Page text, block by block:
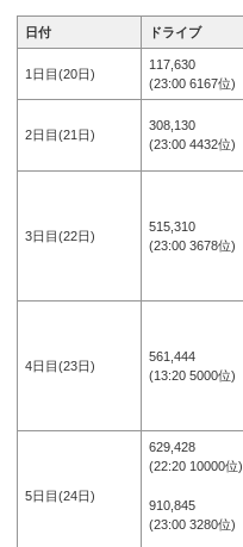
日付 ドライブ
1日目(20日)
117,630
(23:00 6167位)
2日目(21日)
308,130
(23:00 4432位)
3日目(22日)
515,310
(23:00 3678位)
4日目(23日)
561,444
(13:20 5000位)
5日目(24日)
629,428
(22:20 10000位)
910,845
(23:00 3280位)